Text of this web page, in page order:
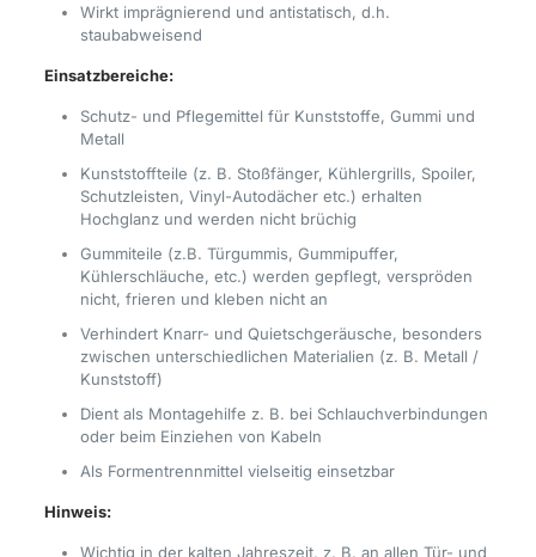
Wirkt imprägnierend und antistatisch, d.h.
staubabweisend
Einsatzbereiche:
Schutz- und Pflegemittel für Kunststoffe, Gummi und
Metall
Kunststoffteile (z. B. Stoßfänger, Kühlergrills, Spoiler,
Schutzleisten, Vinyl-Autodächer etc.) erhalten
Hochglanz und werden nicht brüchig
Gummiteile (z.B. Türgummis, Gummipuffer,
Kühlerschläuche, etc.) werden gepflegt, verspröden
nicht, frieren und kleben nicht an
Verhindert Knarr- und Quietschgeräusche, besonders
zwischen unterschiedlichen Materialien (z. B. Metall /
Kunststoff)
Dient als Montagehilfe z. B. bei Schlauchverbindungen
oder beim Einziehen von Kabeln
Als Formentrennmittel vielseitig einsetzbar
Hinweis:
Wichtig in der kalten Jahreszeit, z. B. an allen Tür- und